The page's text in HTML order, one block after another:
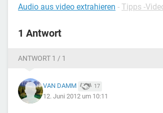
Audio aus video extrahieren - Tipps -
1 Antwort
ANTWORT 1 / 1
VAN DAMM 17
12. Juni 2012 um 10:11